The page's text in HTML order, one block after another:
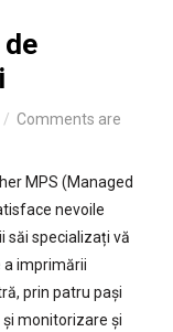
Comments are
MPS (Managed
nevoile
săi specializați vă
a imprimării
prin patru pași
monitorizare și